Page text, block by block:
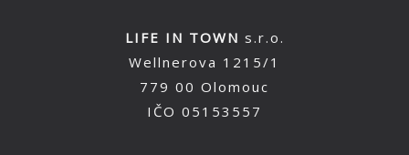
LIFE IN TOWN s.r.o.
Wellnerova 1215/1
779 00 Olomouc
IČO 05153557